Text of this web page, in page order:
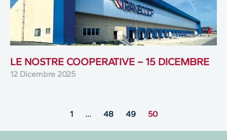
LE NOSTRE COOPERATIVE – 15 DICEMBRE
12 Dicembre 2025
1 … 48 49 50